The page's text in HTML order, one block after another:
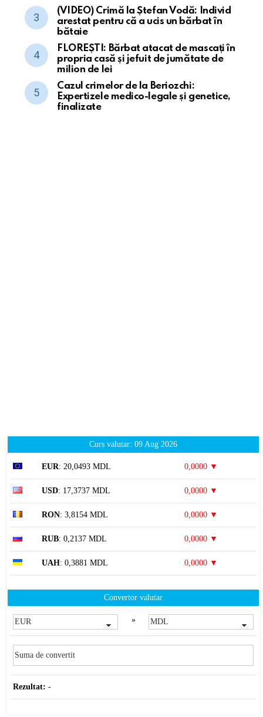
(VIDEO) Crimă la Ștefan Vodă: Individ
arestat pentru că a ucis un bărbat în
bătaie
FLOREȘTI: Bărbat atacat de mascați în
propria casă și jefuit de jumătate de
milion de lei
Cazul crimelor de la Beriozchi:
Expertizele medico-legale și genetice,
finalizate
Curs valutar: 09 Aug 2026
EUR: 20,0493 MDL 0,0000 ▼
USD: 17,3737 MDL 0,0000 ▼
RON: 3,8154 MDL 0,0000 ▼
RUB: 0,2137 MDL 0,0000 ▼
UAH: 0,3881 MDL 0,0000 ▼
Convertor valutar
»
Rezultat: -